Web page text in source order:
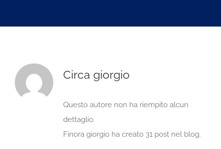
Circa giorgio
Questo autore non ha riempito alcun
dettaglio.
Finora giorgio ha creato 31 post nel blog.